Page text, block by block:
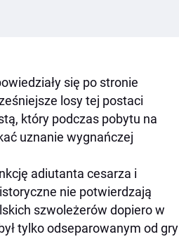
się po stronie
losy tej postaci
który podczas pobytu na
uznanie wygnańczej
adiutanta cesarza i
nie potwierdzają
szwoleżerów dopiero w
tylko odseparowanym od gry